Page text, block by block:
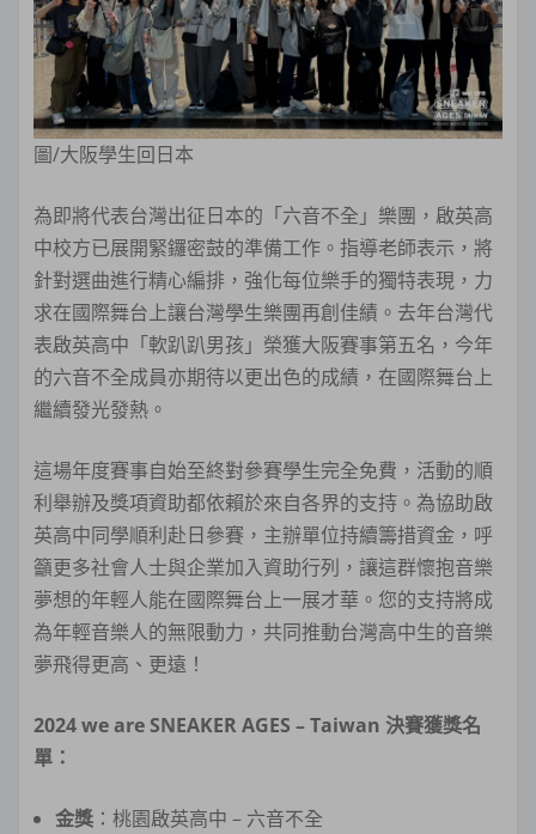
圖/大阪學生回日本
為即將代表台灣出征日本的「六音不全」樂團，啟英高
中校方已展開緊鑼密鼓的準備工作。指導老師表示，將
針對選曲進行精心編排，強化每位樂手的獨特表現，力
求在國際舞台上讓台灣學生樂團再創佳績。去年台灣代
表啟英高中「軟趴趴男孩」榮獲大阪賽事第五名，今年
的六音不全成員亦期待以更出色的成績，在國際舞台上
繼續發光發熱。
這場年度賽事自始至終對參賽學生完全免費，活動的順
利舉辦及獎項資助都依賴於來自各界的支持。為協助啟
英高中同學順利赴日參賽，主辦單位持續籌措資金，呼
籲更多社會人士與企業加入資助行列，讓這群懷抱音樂
夢想的年輕人能在國際舞台上一展才華。您的支持將成
為年輕音樂人的無限動力，共同推動台灣高中生的音樂
夢飛得更高、更遠！
2024 we are SNEAKER AGES – Taiwan 決賽獲獎名
單：
金獎 ：桃園啟英高中 – 六音不全